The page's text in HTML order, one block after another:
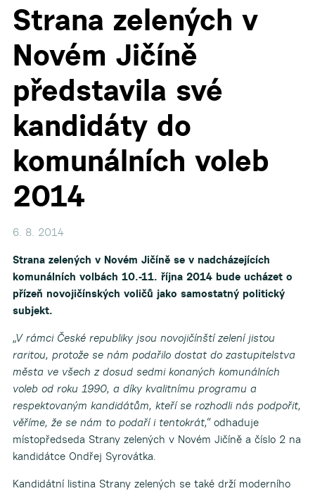
Strana zelených v
Novém Jičíně
představila své
kandidáty do
komunálních voleb
2014
6. 8. 2014
Strana zelených v Novém Jičíně se v nadcházejících
komunálních volbách 10.-11. října 2014 bude ucházet o
přízeň novojičínských voličů jako samostatný politický
subjekt.
„V rámci České republiky jsou novojičínští zelení jistou
raritou, protože se nám podařilo dostat do zastupitelstva
města ve všech z dosud sedmi konaných komunálních
voleb od roku 1990, a díky kvalitnímu programu a
respektovaným kandidátům, kteří se rozhodli nás podpořit,
věříme, že se nám to podaří i tentokrát,“odhaduje
místopředseda Strany zelených v Novém Jičíně a číslo 2 na
kandidátce Ondřej Syrovátka.
Kandidátní listina Strany zelených se také drží moderního